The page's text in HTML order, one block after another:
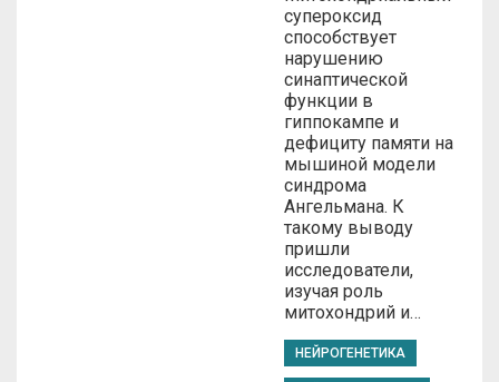
супероксид
способствует
нарушению
синаптической
функции в
гиппокампе и
дефициту памяти на
мышиной модели
синдрома
Ангельмана. К
такому выводу
пришли
исследователи,
изучая роль
митохондрий и…
НЕЙРОГЕНЕТИКА